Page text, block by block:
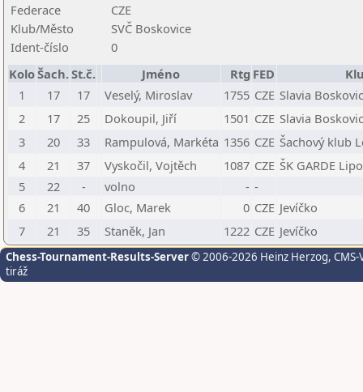
Federace
CZE
Klub/Město
SVČ Boskovice
Ident-číslo
0
KoloŠach.St.č. Jméno Rtg FED
1
17 17 Veselý, Miroslav 1755 CZE Slavia
2
17 25 Dokoupil, Jiří 1501 CZE Slavia
3
20 33 Rampulová, Markéta 1356 CZE Šachový klub
4
21 37 Vyskočil, Vojtěch 1087 CZE ŠK GARDE
5
22 - volno - -
6
21 40 Gloc, Marek 0 CZE Jevíčko
7
21 35 Staněk, Jan 1222 CZE Jevíčko
Chess-Tournament-Results-Server© 2006-2026 Heinz Herzog,
tiráž